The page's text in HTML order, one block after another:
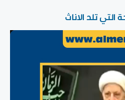
التي تلد الاناث